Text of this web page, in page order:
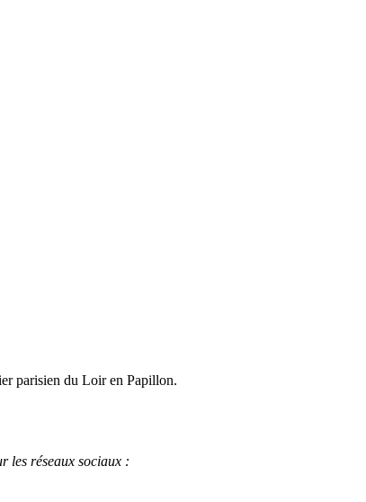
parisien du Loir en Papillon.
les réseaux sociaux :